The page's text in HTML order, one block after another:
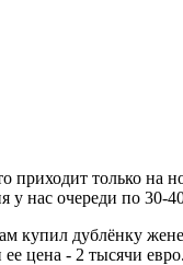
приходит только на
у нас очереди по
купил дублёнку
цена - 2 тысячи